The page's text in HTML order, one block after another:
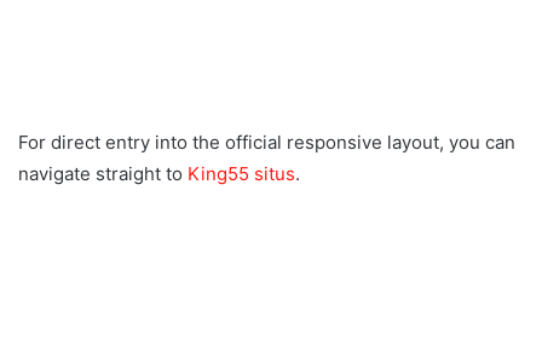
For direct entry into the official responsive layout, you can
navigate straight to King55 situs.